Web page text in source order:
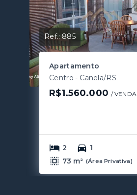
Ref.:885
Apartamento
Centro - Canela/RS
R$1.560.000 / VENDA
2
1
73 m² (Área Privativa)